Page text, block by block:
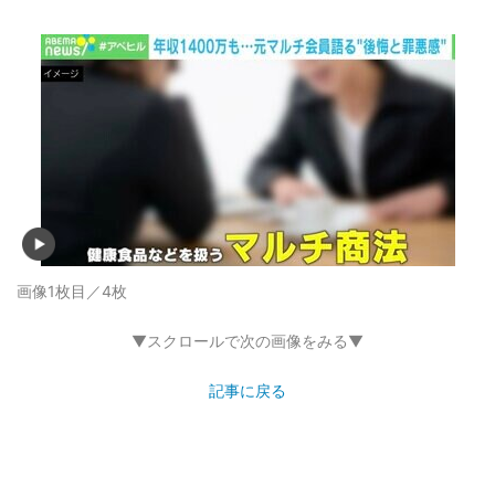
画像1枚目／4枚
▼スクロールで次の画像をみる▼
記事に戻る